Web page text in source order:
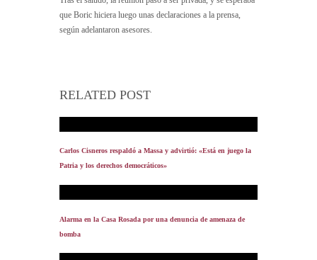
que Boric hiciera luego unas declaraciones a la prensa,
según adelantaron asesores.
RELATED POST
Carlos Cisneros respaldó a Massa y advirtió: «Está en juego la
Patria y los derechos democráticos»
Alarma en la Casa Rosada por una denuncia de amenaza de
bomba